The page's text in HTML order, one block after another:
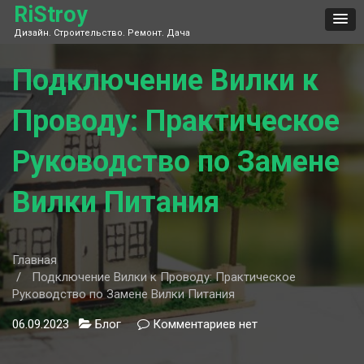
Skip
content
RiStroy
Дизайн. Строительство. Ремонт. Дача
Подключение Вилки к
Проводу: Практическое
Руководство по Замене
Вилки Питания
Главная
Подключение Вилки к Проводу: Практическое
Руководство по Замене Вилки Питания
06.09.2023 Блог Комментариев кнет